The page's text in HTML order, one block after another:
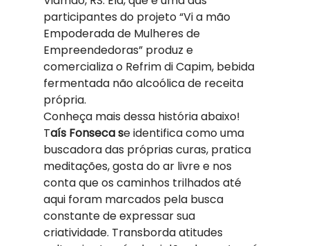
participantes do projeto “Vi a mão
Empoderada de Mulheres de
Empreendedoras” produz e
comercializa o Refrim di Capim, bebida
fermentada não alcoólica de receita
própria.
Conheça mais dessa história abaixo!
Taís Fonseca se identifica como uma
buscadora das próprias curas, pratica
meditações, gosta do ar livre e nos
conta que os caminhos trilhados até
aqui foram marcados pela busca
constante de expressar sua
criatividade. Transborda atitudes